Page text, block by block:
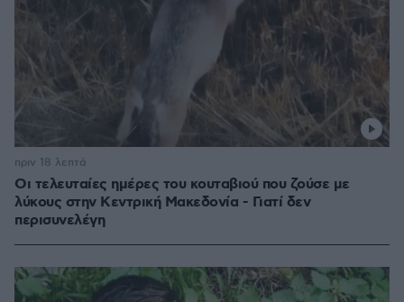
Οι τελευταίες ημέρες του κουταβιού που ζούσε με
λύκους στην Κεντρική Μακεδονία - Γιατί δεν
περισυνελέγη
πριν 18 λεπτά